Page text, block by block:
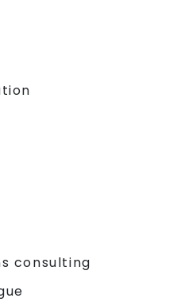
consulting